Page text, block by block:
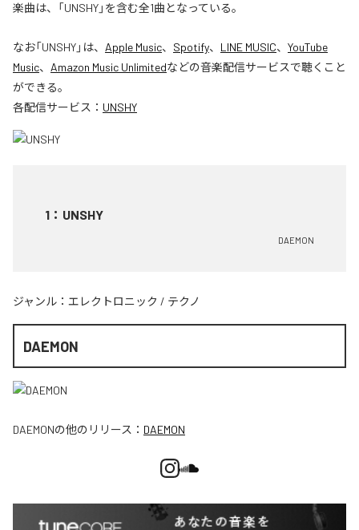
楽曲は、「UNSHY」を含む全1曲となっている。
なお「UNSHY」は、 Apple Music、 Spotify、 LINE MUSIC、 YouTube
Music、 Amazon Music Unlimitedなどの音楽配信サービスで聴くこと
ができる。
各配信サービス： UNSHY
1 ： UNSHY
DAEMON
ジャンル： エレクトロニック / テクノ
DAEMON
DAEMONの他のリリース： DAEMON